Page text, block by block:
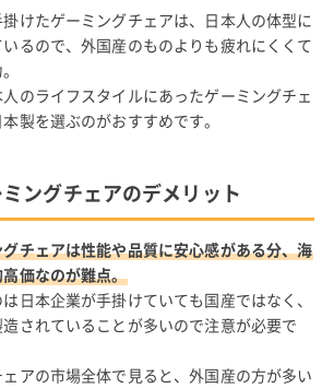
けたゲーミングチェアは、日本人の体型に
るので、外国産のものよりも疲れにくくて
のライフスタイルにあったゲーミングチェ
製を選ぶのがおすすめです。
ングチェアのデメリット
チェアは性能や品質に安心感がある分、海
価なのが難点。
日本企業が手掛けていても国産ではなく、
されていることが多いので注意が必要で
アの市場全体で見ると、外国産の方が多い